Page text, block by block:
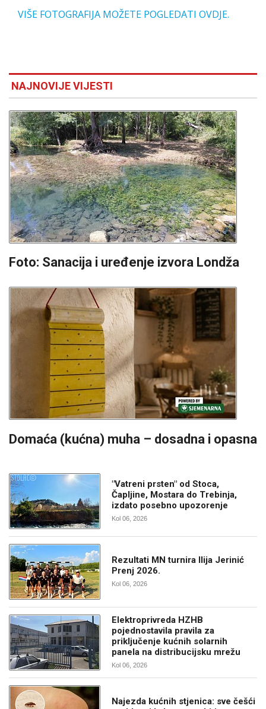
VIŠE FOTOGRAFIJA MOŽETE POGLEDATI OVDJE.
NAJNOVIJE VIJESTI
Foto: Sanacija i uređenje izvora Londža
Domaća (kućna) muha – dosadna i opasna
"Vatreni prsten" od Stoca,
Čapljine, Mostara do Trebinja,
izdato posebno upozorenje
Kol 06, 2026
Rezultati MN turnira Ilija Jerinić
Prenj 2026.
Kol 06, 2026
Elektroprivreda HZHB
pojednostavila pravila za
priključenje kućnih solarnih
panela na distribucijsku mrežu
Kol 06, 2026
Najezda kućnih stjenica: sve češći